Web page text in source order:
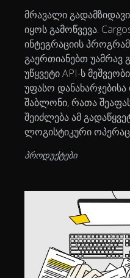
მრავალი
იყოს გამოწვევა.
ინტეგრაციის
გაერთიანებთ უამრავ
უწყვეტი API-ს
უფასო
შაბლონი, რათა
შეიძლება ამ
ლოგისტიკური
პროდუქტები